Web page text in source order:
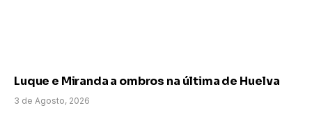
Luque e Miranda a ombros na última de Huelva
3 de Agosto, 2026